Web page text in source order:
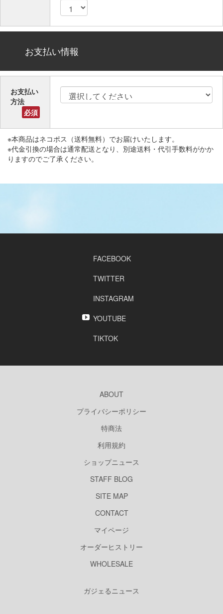
お支払い情報
お支払い
方法
必須
※本商品はネコポス（送料無料）でお届けいたします。
※代金引換の場合は通常配送となり、別途送料・代引手数料がかか
りますのでご了承ください。
FACEBOOK
TWITTER
INSTAGRAM
YOUTUBE
TIKTOK
ABOUT
プライバシーポリシー
特商法
利用規約
ショップニュース
STAFF BLOG
SITE MAP
CONTACT
マイページ
オーダーヒストリー
WHOLESALE
ガジェるニュース